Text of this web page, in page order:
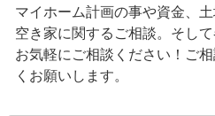
マイホーム計画の事や資金、
空き家に関するご相談。そし
お気軽にご相談ください！ご
くお願いします。